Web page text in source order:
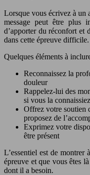
Lorsque vous écrivez à un
message peut être plus
d’apporter du réconfort et
dans cette épreuve difficile.
Quelques éléments à
Reconnaissez la
douleur
Rappelez-lui des
si vous la connaissiez
Offrez votre soutien
proposez de
Exprimez votre
être présent
L’essentiel est de montrer
épreuve et que vous êtes
dont il a besoin.